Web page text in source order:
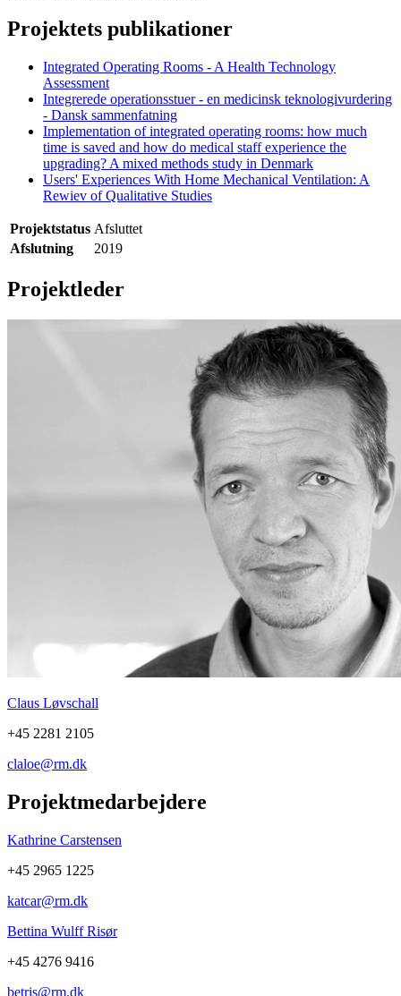
Projektets publikationer
Integrated Operating Rooms - A Health Technology
Assessment
Integrerede operationsstuer - en medicinsk teknologivurdering
- Dansk sammenfatning
Implementation of integrated operating rooms: how much
time is saved and how do medical staff experience the
upgrading? A mixed methods study in Denmark
Users' Experiences With Home Mechanical Ventilation: A
Rewiev of Qualitative Studies
Projektstatus Afsluttet
Afslutning
2019
Projektleder
Claus Løvschall
+45 2281 2105
claloe@rm.dk
Projektmedarbejdere
Kathrine Carstensen
+45 2965 1225
katcar@rm.dk
Bettina Wulff Risør
+45 4276 9416
betris@rm.dk